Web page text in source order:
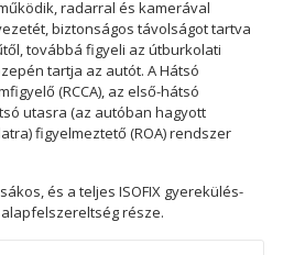
radarral és kamerával
biztonságos távolságot tartva
továbbá figyeli az útburkolati
tartja az autót. A Hátsó
(RCCA), az első-hátsó
utasra (az autóban hagyott
figyelmeztető (ROA) rendszer
és a teljes ISOFIX gyerekülés-
része.